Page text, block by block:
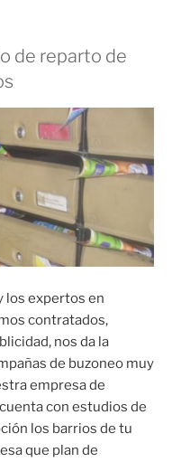
de reparto de
los expertos en
contratados,
nos da la
de buzoneo muy
empresa de
con estudios de
los barrios de tu
que plan de